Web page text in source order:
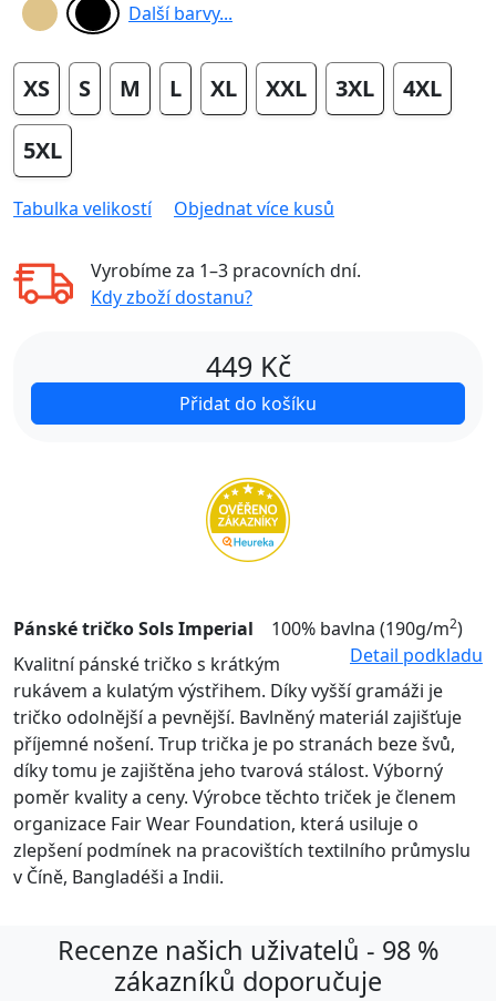
Další barvy...
XS S M L XL XXL 3XL 4XL
5XL
Tabulka velikostí Objednat více kusů
Vyrobíme za 1–3 pracovních dní.
Kdy zboží dostanu?
449 Kč
Přidat do košíku
Pánské tričko Sols Imperial 100% bavlna (190g/m2)
Detail podkladu
Kvalitní pánské tričko s krátkým
rukávem a kulatým výstřihem. Díky vyšší gramáži je
tričko odolnější a pevnější. Bavlněný materiál zajišťuje
příjemné nošení. Trup trička je po stranách beze švů,
díky tomu je zajištěna jeho tvarová stálost. Výborný
poměr kvality a ceny. Výrobce těchto triček je členem
organizace Fair Wear Foundation, která usiluje o
zlepšení podmínek na pracovištích textilního průmyslu
v Číně, Bangladéši a Indii.
Recenze našich uživatelů - 98 %
zákazníků doporučuje